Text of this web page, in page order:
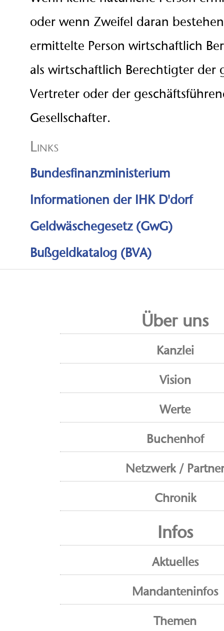
oder wenn Zweifel daran
ermittelte Person wirtschaftlich
als wirtschaftlich Berechtigter der
Vertreter oder der
Gesellschafter.
Links
Bundesfinanzministerium
Informationen der IHK D'dorf
Geldwäschegesetz (GwG)
Bußgeldkatalog (BVA)
Über uns
Kanzlei
Vision
Werte
Buchenhof
Netzwerk / Partner
Chronik
Infos
Aktuelles
Mandanteninfos
Themen